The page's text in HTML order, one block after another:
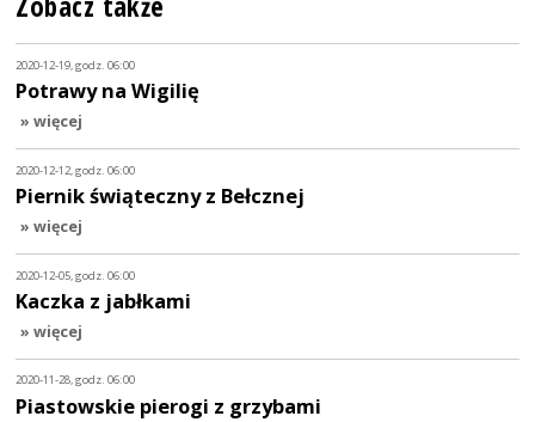
2020-12-19, godz. 06:00
Potrawy na Wigilię
» więcej
2020-12-12, godz. 06:00
Piernik świąteczny z Bełcznej
» więcej
2020-12-05, godz. 06:00
Kaczka z jabłkami
» więcej
2020-11-28, godz. 06:00
Piastowskie pierogi z grzybami